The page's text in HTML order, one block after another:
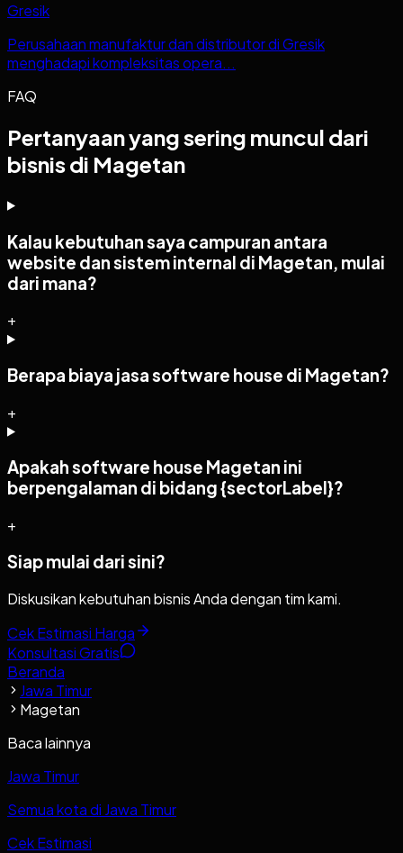
Gresik
Perusahaan manufaktur dan distributor di Gresik
menghadapi kompleksitas opera...
FAQ
Pertanyaan yang sering muncul dari
bisnis di Magetan
Kalau kebutuhan saya campuran antara
website dan sistem internal di Magetan, mulai
dari mana?
+
Berapa biaya jasa software house di Magetan?
+
Apakah software house Magetan ini
berpengalaman di bidang {sectorLabel}?
+
Siap mulai dari sini?
Diskusikan kebutuhan bisnis Anda dengan tim kami.
Cek Estimasi Harga
Konsultasi Gratis
Beranda
Jawa Timur
Magetan
Baca lainnya
Jawa Timur
Semua kota di Jawa Timur
Cek Estimasi